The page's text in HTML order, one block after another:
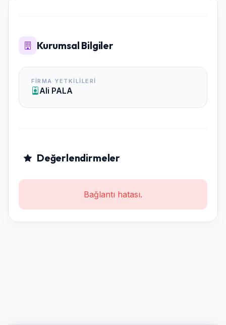
Kurumsal Bilgiler
FIRMA YETKILILERI
Ali PALA
Değerlendirmeler
Bağlantı hatası.